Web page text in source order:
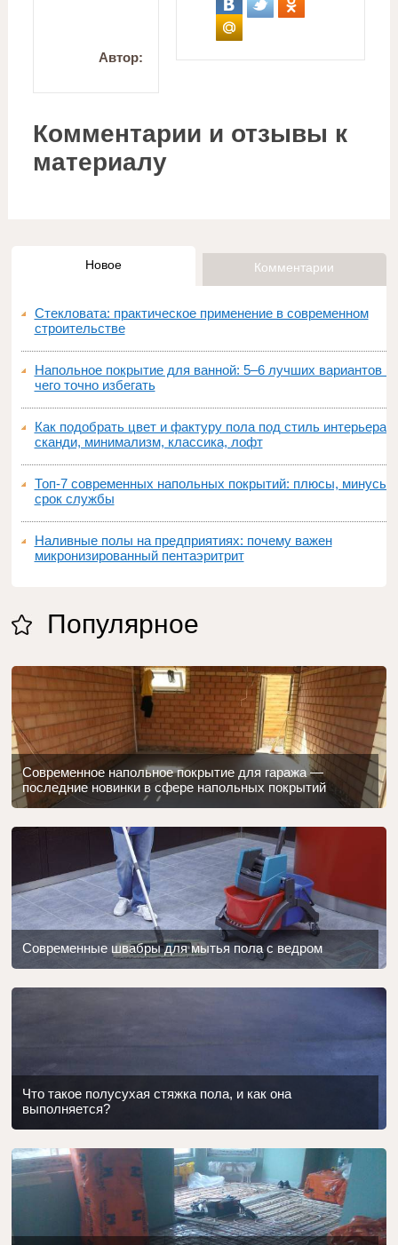
Автор:
Комментарии и отзывы к
материалу
Новое Комментарии
Стекловата: практическое применение в современном
строительстве
Напольное покрытие для ванной: 5–6 лучших вариантов и
чего точно избегать
Как подобрать цвет и фактуру пола под стиль интерьера:
сканди, минимализм, классика, лофт
Топ‑7 современных напольных покрытий: плюсы, минусы,
срок службы
Наливные полы на предприятиях: почему важен
микронизированный пентаэритрит
Популярное
Современное напольное покрытие для гаража —
последние новинки в сфере напольных покрытий
Современные швабры для мытья пола с ведром
Что такое полусухая стяжка пола, и как она
выполняется?